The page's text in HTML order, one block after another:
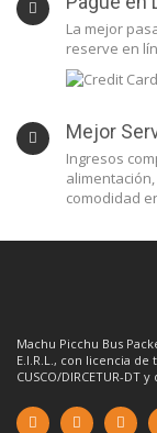
La mejor
reserve en
Mejor
Ingresos
comodidad
Machu Picchu Bus
E.I.R.L., con licencia de
CUSCO/DIRCETUR-DT